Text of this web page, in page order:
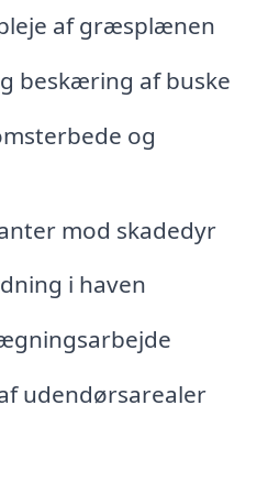
af græsplænen
beskæring af buske
og
mod skadedyr
i haven
udendørsarealer